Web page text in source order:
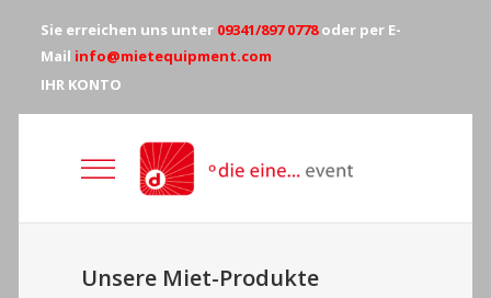
Sie erreichen uns unter 09341/897 0778oder per E-
Mail info@mietequipment.com
IHR KONTO
Unsere Miet-Produkte